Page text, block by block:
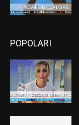
POPOLARI